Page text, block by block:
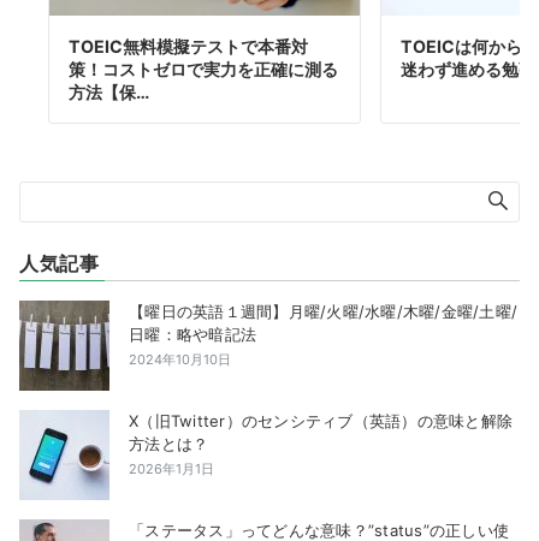
TOEIC無料模擬テストで本番対
策！コストゼロで実力を正確に測る
方法【保…
TOEICは何から
迷わず進める勉
人気記事
【曜日の英語１週間】月曜/火曜/水曜/木曜/金曜/土曜/
日曜：略や暗記法
2024年10月10日
X（旧Twitter）のセンシティブ（英語）の意味と解除
方法とは？
2026年1月1日
「ステータス」ってどんな意味？”status”の正しい使